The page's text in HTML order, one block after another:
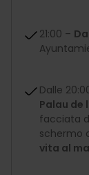
21:00 –
Dalle
Palau de
facciata
schermo
vita al